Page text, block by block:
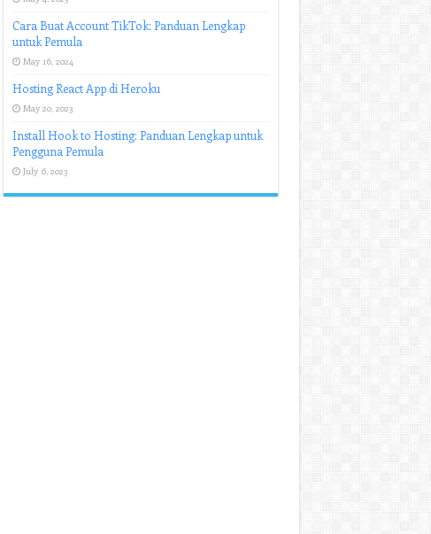
Cara Buat Account TikTok: Panduan Lengkap
untuk Pemula
May 16, 2024
Hosting React App di Heroku
May 20, 2023
Install Hook to Hosting: Panduan Lengkap untuk
Pengguna Pemula
July 6, 2023